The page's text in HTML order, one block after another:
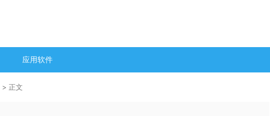
应用软件
正文